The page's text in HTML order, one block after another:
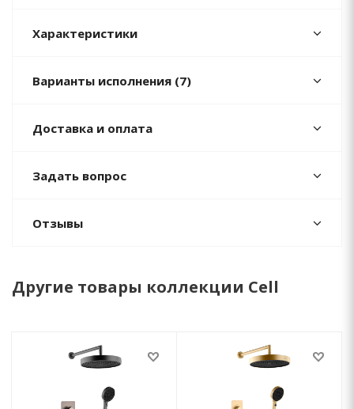
Характеристики
Варианты исполнения (7)
Доставка и оплата
Задать вопрос
Отзывы
Другие товары коллекции Cell